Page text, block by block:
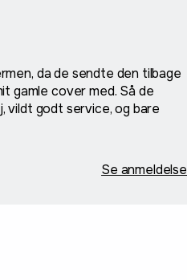
da de sendte den tilbage
gamle cover med. Så de
vildt godt service, og bare
Se anmeldelse